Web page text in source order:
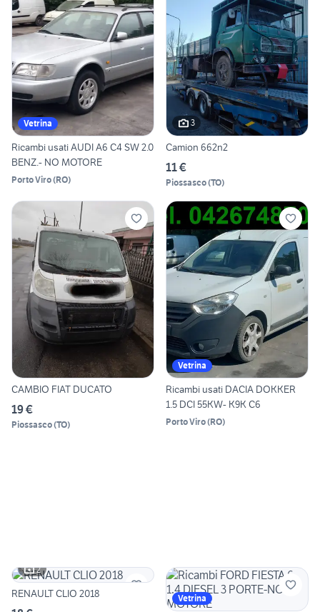
Vetrina
Ricambi usati AUDI A6 C4 SW 2.0
BENZ.- NO MOTORE
Porto Viro(RO)
3
Camion 662n2
11 €
Piossasco(TO)
CAMBIO FIAT DUCATO
19 €
Piossasco(TO)
Vetrina
Ricambi usati DACIA DOKKER
1.5 DCI 55KW- K9K C6
Porto Viro(RO)
2
RENAULT CLIO 2018 Vetrina